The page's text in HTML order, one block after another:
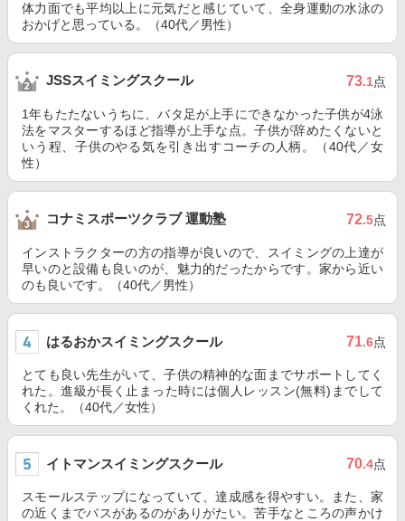
体力面でも平均以上に元気だと感じていて、全身運動の水泳の
おかげと思っている。（40代／男性）
JSSスイミングスクール 73.1点
1年もたたないうちに、バタ足が上手にできなかった子供が4泳
法をマスターするほど指導が上手な点。子供が辞めたくないと
いう程、子供のやる気を引き出すコーチの人柄。（40代／女
性）
コナミスポーツクラブ 運動塾 72.5点
インストラクターの方の指導が良いので、スイミングの上達が
早いのと設備も良いのが、魅力的だったからです。家から近い
のも良いです。（40代／男性）
はるおかスイミングスクール 71.6点
とても良い先生がいて、子供の精神的な面までサポートしてく
れた。進級が長く止まった時には個人レッスン(無料)までして
くれた。（40代／女性）
イトマンスイミングスクール 70.4点
スモールステップになっていて、達成感を得やすい。また、家
の近くまでバスがあるのがありがたい。苦手なところの声かけ